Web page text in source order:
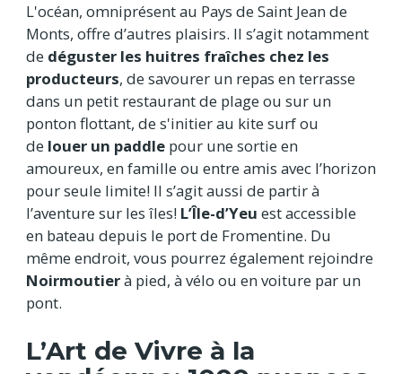
L'océan, omniprésent au Pays de Saint Jean de
Monts, offre d’autres plaisirs. Il s’agit notamment
de déguster les huitres fraîches chez les
producteurs, de savourer un repas en terrasse
dans un petit restaurant de plage ou sur un
ponton flottant, de s'initier au kite surf ou
de louer un paddle pour une sortie en
amoureux, en famille ou entre amis avec l’horizon
pour seule limite! Il s’agit aussi de partir à
l’aventure sur les îles! L’Île-d’Yeu est accessible
en bateau depuis le port de Fromentine. Du
même endroit, vous pourrez également rejoindre
Noirmoutierà pied, à vélo ou en voiture par un
pont.
L’Art de Vivre à la